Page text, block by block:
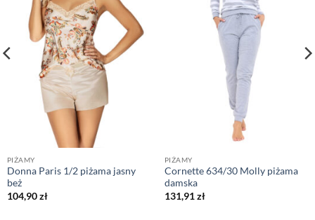
PIŻAMY
Donna Paris 1/2 piżama jasny
beż
104,90zł
PIŻAMY
Cornette 634/30 Molly piżama
damska
131,91zł